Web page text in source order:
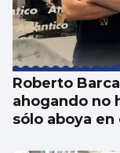
Roberto
ahogando no
sólo aboya en